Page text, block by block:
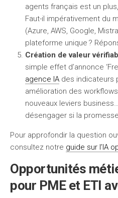
agents français est un
Faut-il impérativement du
(Azure, AWS, Google,
plateforme unique ?
Création de valeur
simple effet d’annonce
agence IA des indicateurs
amélioration des
nouveaux leviers
désengager si la
Pour approfondir la question
consultez notre guide sur l’IA
Opportunités
pour PME et ETI